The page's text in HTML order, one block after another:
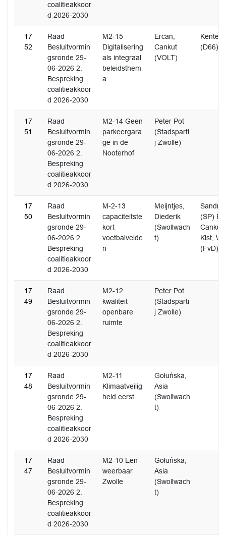
coalitieakkoor
d 2026-2030
17
52
Raad
Besluitvormin
gsronde 29-
06-2026 2.
Bespreking
coalitieakkoor
d 2026-2030
M2-15
Digitalisering
als integraal
beleidsthem
a
Ercan,
Cankut
(VOLT)
Kenter,
(D66)
17
51
Raad
Besluitvormin
gsronde 29-
06-2026 2.
Bespreking
coalitieakkoor
d 2026-2030
M2-14 Geen
parkeergara
ge in de
Nooterhof
Peter Pot
(Stadsparti
j Zwolle)
17
50
Raad
Besluitvormin
gsronde 29-
06-2026 2.
Bespreking
coalitieakkoor
d 2026-2030
M-2-13
capaciteitste
kort
voetbalvelde
n
Meijntjes,
Diederik
(Swollwach
t)
Sandra
(SP)
Cankut
Kist,
(FvD)
17
49
Raad
Besluitvormin
gsronde 29-
06-2026 2.
Bespreking
coalitieakkoor
d 2026-2030
M2-12
kwaliteit
openbare
ruimte
Peter Pot
(Stadsparti
j Zwolle)
17
48
Raad
Besluitvormin
gsronde 29-
06-2026 2.
Bespreking
coalitieakkoor
d 2026-2030
M2-11
Klimaatveilig
heid eerst
Gołuńska,
Asia
(Swollwach
t)
17
47
Raad
Besluitvormin
gsronde 29-
06-2026 2.
Bespreking
coalitieakkoor
d 2026-2030
M2-10 Een
weerbaar
Zwolle
Gołuńska,
Asia
(Swollwach
t)